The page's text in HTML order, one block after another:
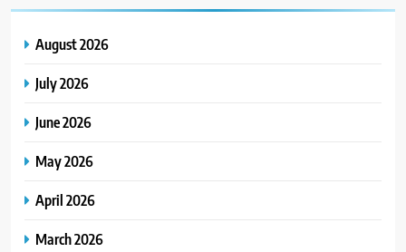
August 2026
July 2026
June 2026
May 2026
April 2026
March 2026